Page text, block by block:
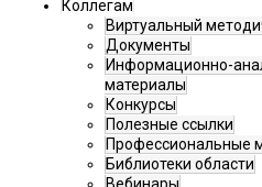
Коллегам
Виртуальный
Документы
Информационно-
материалы
Конкурсы
Полезные ссылки
Профессиональные
Библиотеки области